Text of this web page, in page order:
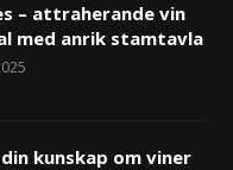
– attraherande vin
med anrik stamtavla
kunskap om viner